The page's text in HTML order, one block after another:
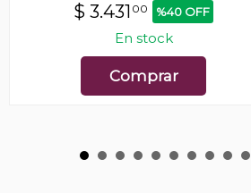
$ 3.431 00 %40 OFF
En stock
Comprar